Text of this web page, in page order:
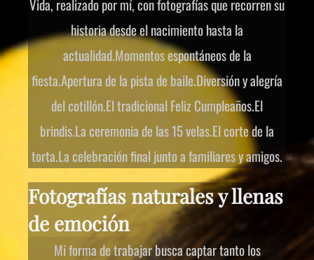
Vida, realizado por mí, con fotografías que recorren su
historia desde el nacimiento hasta la
actualidad.Momentos espontáneos de la
fiesta.Apertura de la pista de baile.Diversión y alegría
del cotillón.El tradicional Feliz Cumpleaños.El
brindis.La ceremonia de las 15 velas.El corte de la
torta.La celebración final junto a familiares y amigos.
Fotografías naturales y llenas
de emoción
Mi forma de trabajar busca captar tanto los